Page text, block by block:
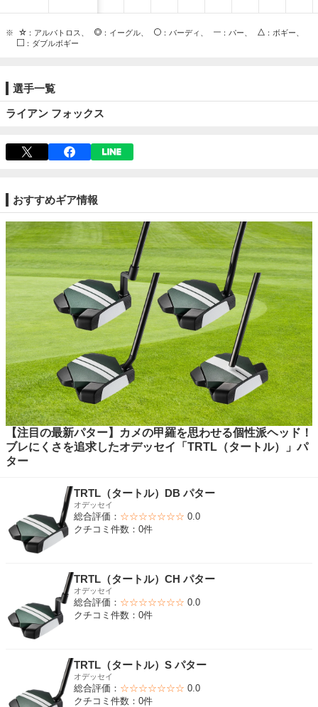
※ ：アルバトロス、 ：イーグル、 ：バーディ、 ：パー、
：ボギー、
：ダブルボギー
選手一覧
ライアン フォックス
おすすめギア情報
【注目の最新パター】カメの甲羅を思わせる個性派ヘッド！
ブレにくさを追求したオデッセイ「TRTL（タートル）」パ
ター
TRTL（タートル）DB パター
オデッセイ
総合評価： ☆☆☆☆☆☆☆ 0.0
クチコミ件数：0件
TRTL（タートル）CH パター
オデッセイ
総合評価： ☆☆☆☆☆☆☆ 0.0
クチコミ件数：0件
TRTL（タートル）S パター
オデッセイ
総合評価： ☆☆☆☆☆☆☆ 0.0
クチコミ件数：0件